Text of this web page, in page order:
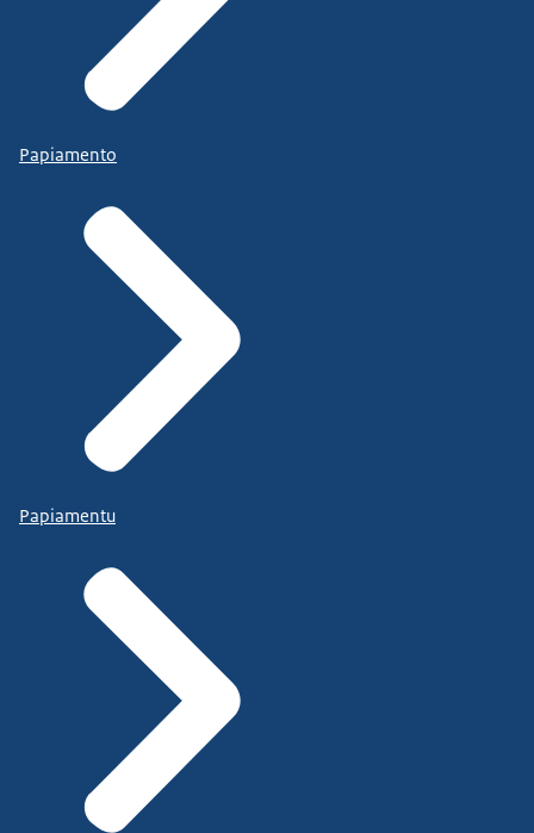
Papiamento
Papiamentu